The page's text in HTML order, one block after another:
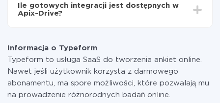
Płacisz tylko za ilość danych, która faktycznie jest
przekazywana z jednego z Twoich systemów do
w razie potrzeby przełączyć się na płatną. Więcej
informacji otaryfach.
Ile gotowych integracji jest dostępnych w
Apix-Drive?
Informacja o Typeform
Typeform to usługa SaaS do tworzenia ankiet online.
Nawet jeśli użytkownik korzysta z darmowego
abonamentu, ma spore możliwości, które pozwalają mu
na prowadzenie różnorodnych badań online.